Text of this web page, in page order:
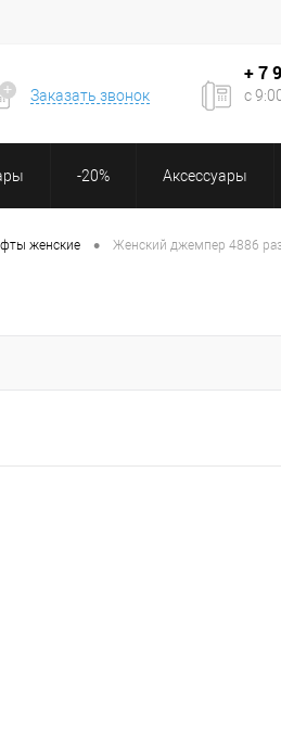
Заказать звонок
+ 7
с
-20% Аксессуары
женские • Женский джемпер 4886